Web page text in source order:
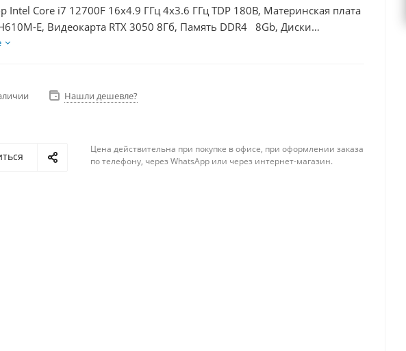
Intel Core i7 12700F 16x4.9 ГГц 4x3.6 ГГц TDP 180В, Материнская плата
E, Видеокарта RTX 3050 8Гб, Память DDR4 8Gb, Диски
БП 600Вт
Нашли дешевле?
Цена действительна при покупке в офисе, при оформлении заказа
по телефону, через WhatsApp или через интернет-магазин.